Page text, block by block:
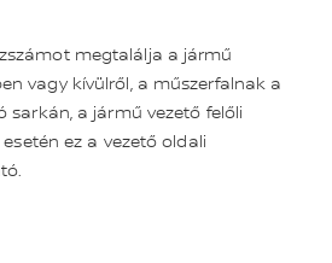
megtalálja a jármű
vagy kívülről, a műszerfalnak a
sarkán, a jármű vezető felőli
ez a vezető oldali